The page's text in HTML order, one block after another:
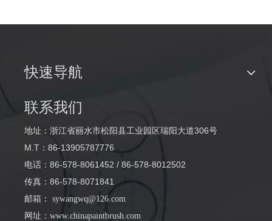
快速导航
联系我们
地址：浙江省丽水市松阳县工业园区瑞阳大道306号
M.T：86-13905787776
电话：86-578-8061452 / 86-578-8012502
传真：86-578-8071841
邮箱 ： sywangwq@126.com
网址： www.chinapaintbrush.com